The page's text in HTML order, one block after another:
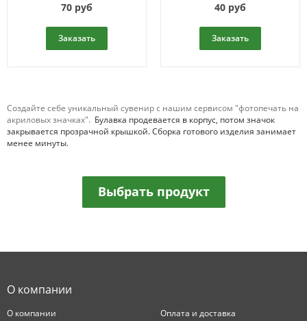
70 руб
Заказать
40 руб
Заказать
Создайте себе уникальный сувенир с нашим сервисом "фотопечать на
акриловых значках". Булавка продевается в корпус, потом значок
закрывается прозрачной крышкой. Сборка готового изделия занимает
менее минуты.
Выбрать продукт
О компании
О компании Оплата и доставка